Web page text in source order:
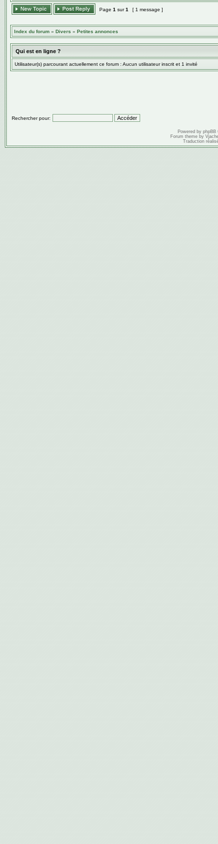
Page 1 sur1 [ 1 message ]
Index du forum » Divers » Petites annonces
Qui est en ligne ?
Utilisateur(s) parcourant actuellement ce forum : Aucun utilisateur inscrit et 1 invité
Rechercher pour:
Powered by phpBB
Forum theme by
Traduction